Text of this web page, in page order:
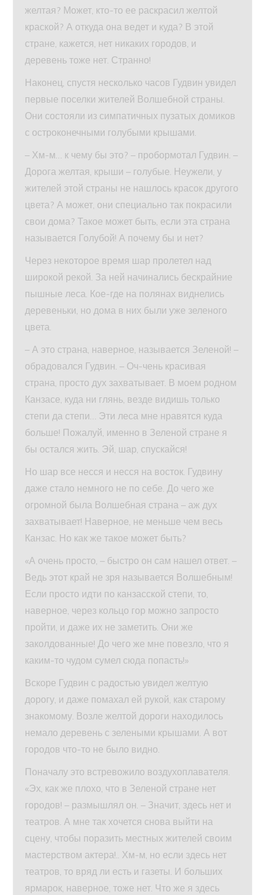
желтая? Может, кто-то ее раскрасил желтой
краской? А откуда она ведет и куда? В этой
стране, кажется, нет никаких городов, и
деревень тоже нет. Странно!
Наконец, спустя несколько часов Гудвин увидел
первые поселки жителей Волшебной страны.
Они состояли из симпатичных пузатых домиков
с остроконечными голубыми крышами.
– Хм-м… к чему бы это? – пробормотал Гудвин. –
Дорога желтая, крыши – голубые. Неужели, у
жителей этой страны не нашлось красок другого
цвета? А может, они специально так покрасили
свои дома? Такое может быть, если эта страна
называется Голубой! А почему бы и нет?
Через некоторое время шар пролетел над
широкой рекой. За ней начинались бескрайние
пышные леса. Кое-где на полянах виднелись
деревеньки, но дома в них были уже зеленого
цвета.
– А это страна, наверное, называется Зеленой! –
обрадовался Гудвин. – Оч-чень красивая
страна, просто дух захватывает. В моем родном
Канзасе, куда ни глянь, везде видишь только
степи да степи… Эти леса мне нравятся куда
больше! Пожалуй, именно в Зеленой стране я
бы остался жить. Эй, шар, спускайся!
Но шар все несся и несся на восток. Гудвину
даже стало немного не по себе. До чего же
огромной была Волшебная страна – аж дух
захватывает! Наверное, не меньше чем весь
Канзас. Но как же такое может быть?
«А очень просто, – быстро он сам нашел ответ. –
Ведь этот край не зря называется Волшебным!
Если просто идти по канзасской степи, то,
наверное, через кольцо гор можно запросто
пройти, и даже их не заметить. Они же
заколдованные! До чего же мне повезло, что я
каким-то чудом сумел сюда попасть!»
Вскоре Гудвин с радостью увидел желтую
дорогу, и даже помахал ей рукой, как старому
знакомому. Возле желтой дороги находилось
немало деревень с зелеными крышами. А вот
городов что-то не было видно.
Поначалу это встревожило воздухоплавателя.
«Эх, как же плохо, что в Зеленой стране нет
городов! – размышлял он. – Значит, здесь нет и
театров. А мне так хочется снова выйти на
сцену, чтобы поразить местных жителей своим
мастерством актера!.. Хм-м, но если здесь нет
театров, то вряд ли есть и газеты. И больших
ярмарок, наверное, тоже нет. Что же я здесь